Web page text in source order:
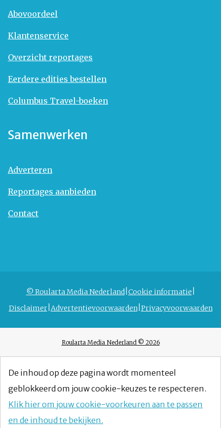
Abovoordeel
Klantenservice
Overzicht reportages
Eerdere edities bestellen
Columbus Travel-boeken
Samenwerken
Adverteren
Reportages aanbieden
Contact
© Roularta Media Nederland Cookie informatie
Disclaimer Advertentievoorwaarden Privacyvoorwaarden
Roularta Media Nederland © 2026
De inhoud op deze pagina wordt momenteel
geblokkeerd om jouw cookie-keuzes te respecteren.
Klik hier om jouw cookie-voorkeuren aan te passen
en de inhoud te bekijken.